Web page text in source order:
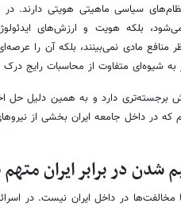
سیاسی ماهیتی هویتی دارند. در
بلکه هویت و ارزش‌های
منافع مادی نمی‌بینند، بلکه آن را
شیوه‌ای متفاوت از محاسبات رایج درک
دارد و به همین دلیل حل
که در داخل جامعه ایران بخشی از
شدن در برابر ایران
در داخل ایران نیست. در